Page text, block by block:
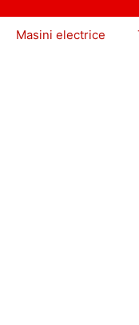
Masini electrice